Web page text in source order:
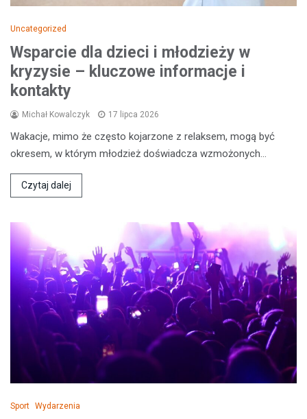
Uncategorized
Wsparcie dla dzieci i młodzieży w
kryzysie – kluczowe informacje i
kontakty
Michał Kowalczyk 17 lipca 2026
Wakacje, mimo że często kojarzone z relaksem, mogą być
okresem, w którym młodzież doświadcza wzmożonych…
Czytaj dalej
Sport Wydarzenia